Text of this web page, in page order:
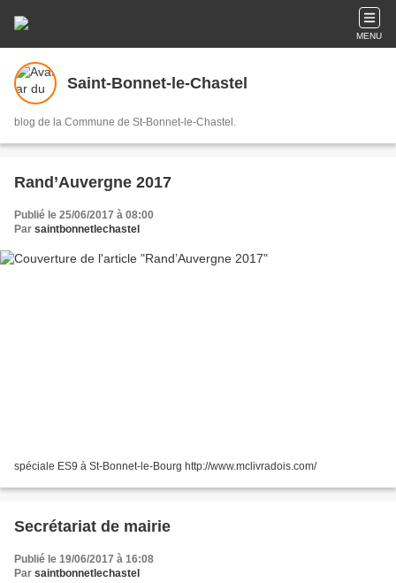
MENU
Saint-Bonnet-le-Chastel
blog de la Commune de St-Bonnet-le-Chastel.
Rand’Auvergne 2017
Publié le 25/06/2017 à 08:00
Par saintbonnetlechastel
spéciale ES9 à St-Bonnet-le-Bourg http://www.mclivradois.com/
Secrétariat de mairie
Publié le 19/06/2017 à 16:08
Par saintbonnetlechastel